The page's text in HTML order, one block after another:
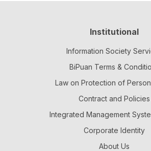
Institutional
Information Society
BiPuan Terms &
Law on Protection of
Contract and Policies
Integrated Management
Corporate Identity
About Us